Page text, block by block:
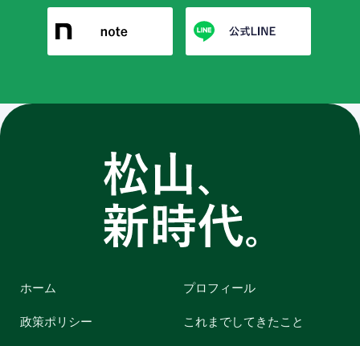
ホーム プロフィール
政策ポリシー これまでしてきたこと